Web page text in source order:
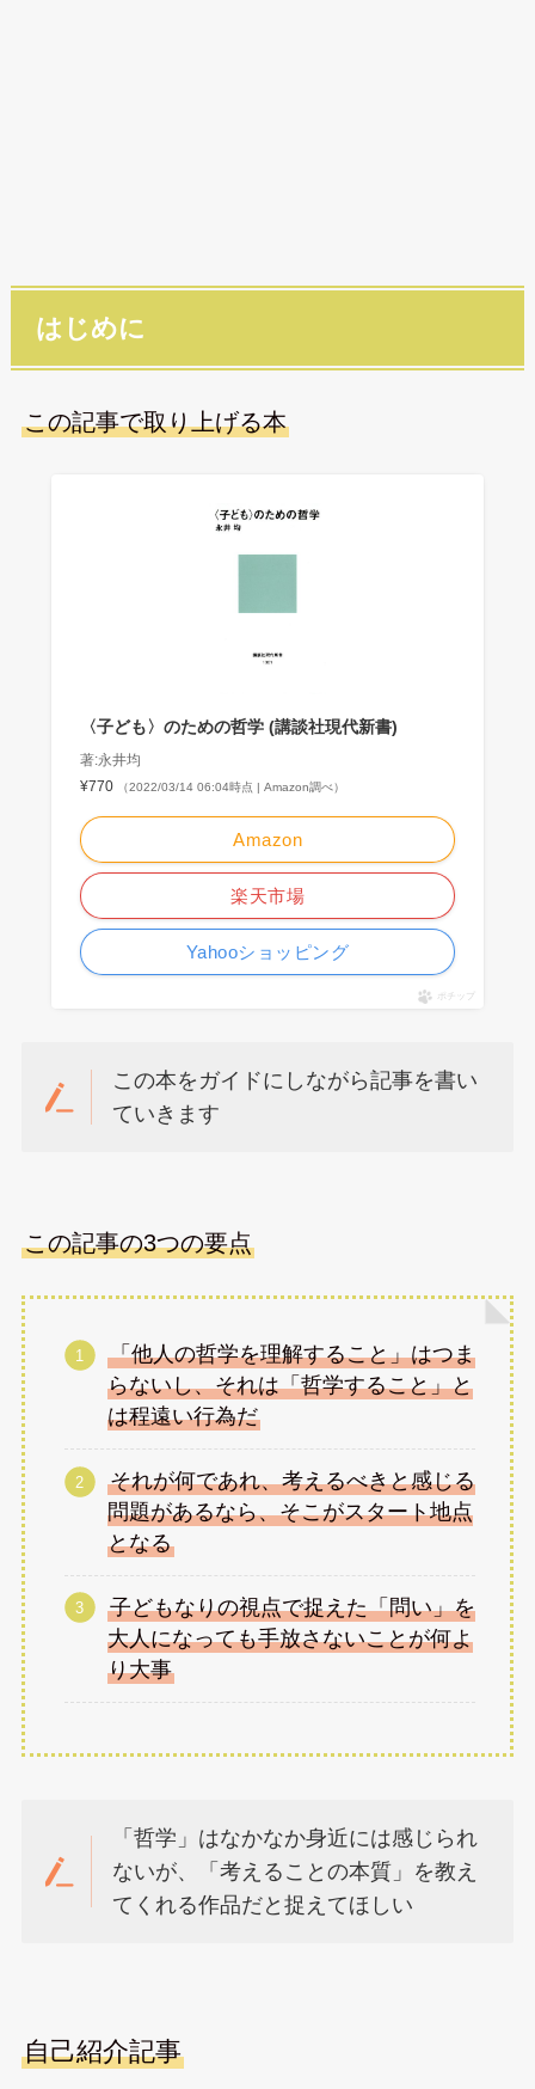
はじめに
この記事で取り上げる本
〈子ども〉のための哲学 (講談社現代新書)
著:永井均
¥770
（2022/03/14 06:04時点 | Amazon調べ）
Amazon
楽天市場
Yahooショッピング
ポチップ
この本をガイドにしながら記事を書い
ていきます
この記事の3つの要点
「他人の哲学を理解すること」はつま
らないし、それは「哲学すること」と
は程遠い行為だ
それが何であれ、考えるべきと感じる
問題があるなら、そこがスタート地点
となる
子どもなりの視点で捉えた「問い」を
大人になっても手放さないことが何よ
り大事
「哲学」はなかなか身近には感じられ
ないが、「考えることの本質」を教え
てくれる作品だと捉えてほしい
自己紹介記事